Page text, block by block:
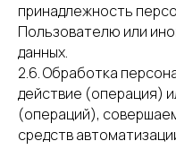
принадлежность
Пользователю или
данных.
2.6. Обработка
действие (операция)
(операций),
средств